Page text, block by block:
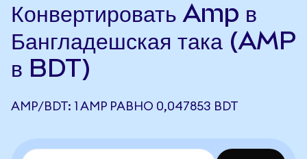
Конвертировать Amp в
Бангладешская така (AMP
в BDT)
AMP/BDT: 1 AMP РАВНО 0,047853 BDT